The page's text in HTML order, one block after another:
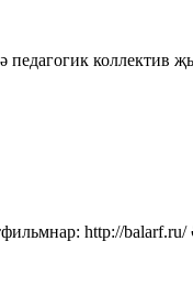
педагогик
http://